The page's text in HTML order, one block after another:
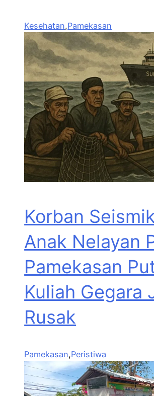
Kesehatan,Pamekasan
Korban
Anak Nelayan
Pamekasan
Kuliah Gegara
Rusak
Pamekasan,Peristiwa